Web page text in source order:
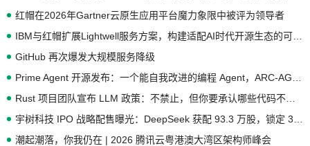
红帽在2026年Gartner云原生应用平台魔力象限中被评为领导者
GitHub 再次爆发大规模服务降级
潮起潮落，你我仍在 | 2026 腾讯云粤港澳大湾区架构师峰会